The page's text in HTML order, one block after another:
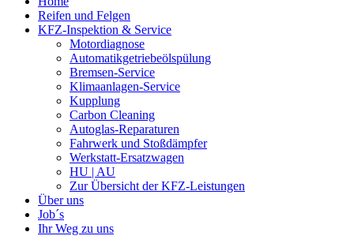
Reifen und Felgen
KFZ-Inspektion & Service
Motordiagnose
Automatikgetriebeölspülung
Bremsen-Service
Klimaanlagen-Service
Kupplung
Carbon Cleaning
Autoglas-Reparaturen
Fahrwerk und Stoßdämpfer
Werkstatt-Ersatzwagen
HU | AU
Zur Übersicht der KFZ-Leistungen
Über uns
Job´s
Ihr Weg zu uns